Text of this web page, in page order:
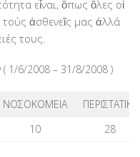
εἶναι, ὃπως ὃλες οἱ
ἀσθενεῖς μας ἀλλά
τους.
( 1/6/2008 – 31/8/2008 )
ΝΟΣΟΚΟΜΕΙΑ
ΠΕΡΙΣΤΑΤΙΚΑ
10 28